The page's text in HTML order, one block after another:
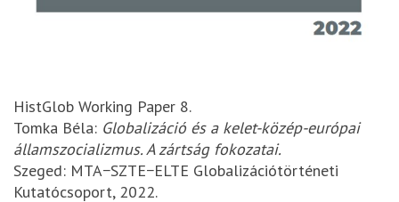
HistGlob Working Paper 8.
Tomka Béla: Globalizáció és a kelet-közép-európai
államszocializmus. A zártság fokozatai.
Szeged: MTA−SZTE−ELTE Globalizációtörténeti
Kutatócsoport, 2022.